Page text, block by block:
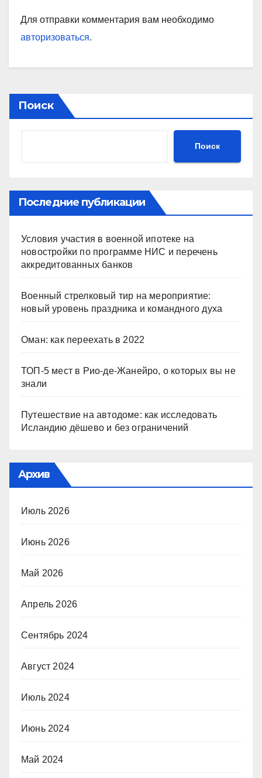
Для отправки комментария вам необходимо
авторизоваться.
Поиск
Поиск
Последние публикации
Условия участия в военной ипотеке на
новостройки по программе НИС и перечень
аккредитованных банков
Военный стрелковый тир на мероприятие:
новый уровень праздника и командного духа
Оман: как переехать в 2022
ТОП-5 мест в Рио-де-Жанейро, о которых вы не
знали
Путешествие на автодоме: как исследовать
Исландию дёшево и без ограничений
Архив
Июль 2026
Июнь 2026
Май 2026
Апрель 2026
Сентябрь 2024
Август 2024
Июль 2024
Июнь 2024
Май 2024